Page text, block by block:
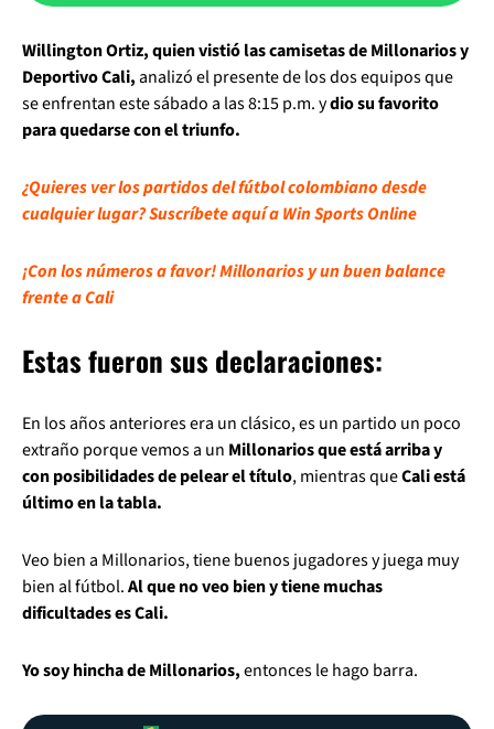
Willington Ortiz, quien vistió las camisetas de Millonarios y
Deportivo Cali,analizó el presente de los dos equipos que
se enfrentan este sábado a las 8:15 p.m. ydio su favorito
para quedarse con el triunfo.
¿Quieres ver los partidos del fútbol colombiano desde
cualquier lugar? Suscríbete aquí a Win Sports Online
¡Con los números a favor! Millonarios y un buen balance
frente a Cali
Estas fueron sus declaraciones:
En los años anteriores era un clásico, es un partido un poco
extraño porque vemos a un Millonarios que está arriba y
con posibilidades de pelear el título, mientras queCali está
último en la tabla.
Veo bien a Millonarios, tiene buenos jugadores y juega muy
bien al fútbol.Al que no veo bien y tiene muchas
dificultades es Cali.
Yo soy hincha de Millonarios,entonces le hago barra.